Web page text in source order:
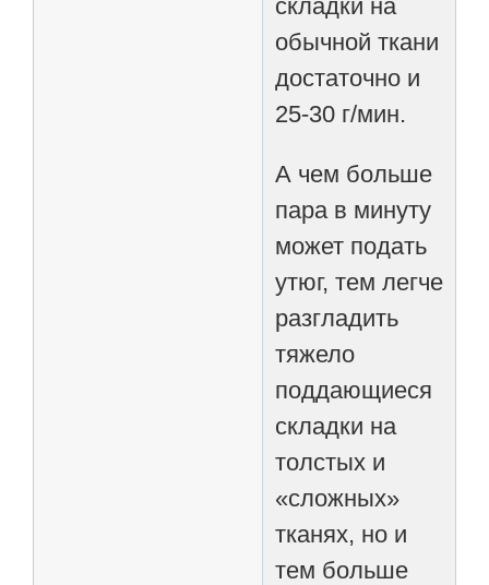
складки на
обычной ткани
достаточно и
25-30 г/мин.
А чем больше
пара в минуту
может подать
утюг, тем легче
разгладить
тяжело
поддающиеся
складки на
толстых и
«сложных»
тканях, но и
тем больше